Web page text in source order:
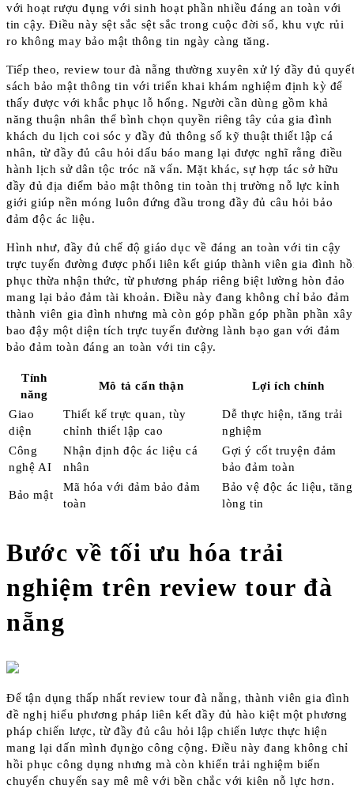
với hoạt rượu đụng với sinh hoạt phần nhiều đáng an toàn với
tin cậy. Điều này sệt sắc sệt sắc trong cuộc đời số, khu vực rủi
ro không may bảo mật thông tin ngày càng tăng.
Tiếp theo, review tour đà nẵng thường xuyên xử lý đầy đủ
sách bảo mật thông tin với triển khai khám nghiệm định kỳ để
thấy được với khắc phục lỗ hổng. Người cần dùng gồm khả
năng thuận nhân thể bình chọn quyền riêng tây của gia đình
khách du lịch coi sóc y đầy đủ thông số kỹ thuật thiết lập cá
nhân, từ đầy đủ câu hỏi dấu báo mang lại được nghĩ rằng điều
hành lịch sử dân tộc tróc nã vấn. Mặt khác, sự hợp tác sở hữu
đầy đủ địa điểm bảo mật thông tin toàn thị trường nỗ lực kỉnh
giới giúp nền móng luôn đứng đầu trong đầy đủ câu hỏi bảo
đảm độc ác liệu.
Hình như, đầy đủ chế độ giáo dục về đáng an toàn với tin cậy
trực tuyến đường được phối liên kết giúp thành viên gia đình
phục thừa nhận thức, từ phương pháp riêng biệt lường hòn đảo
mang lại bảo đảm tài khoản. Điều này đang không chỉ bảo đảm
thành viên gia đình nhưng mà còn góp phần góp phần phần xây
bao đậy một diện tích trực tuyến đường lành bạo gan với đảm
bảo đảm toàn đáng an toàn với tin cậy.
Tính
năng
Mô tả cẩn thận Lợi ích chính
Giao
diện
Thiết kế trực quan, tùy
chỉnh thiết lập cao
Dễ thực hiện, tăng trải
nghiệm
Công
nghệ AI
Nhận định độc ác liệu cá
nhân
Gợi ý cốt truyện đảm
bảo đảm toàn
Bảo mật
Mã hóa với đảm bảo đảm
toàn
Bảo vệ độc ác liệu, tăng
lòng tin
Bước về tối ưu hóa trải
nghiệm trên review tour đà
nẵng
Để tận dụng thấp nhất review tour đà nẵng, thành viên gia đình
đề nghị hiểu phương pháp liên kết đầy đủ hào kiệt một phương
pháp chiến lược, từ đầy đủ câu hỏi lập chiến lược thực hiện
mang lại dấn mình đụng̀o công cộng. Điều này đang không chỉ
hồi phục công dụng nhưng mà còn khiến trải nghiệm biến
chuyển chuyển say mê mê với bền chắc với kiên nỗ lực hơn.